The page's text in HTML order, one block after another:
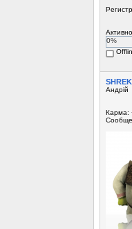
0%
Андрій
Карма: